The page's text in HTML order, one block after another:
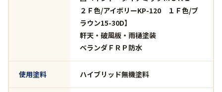
２Ｆ色/アイボリーKP-120 １Ｆ色/ブ
ラウン15-30D】
軒天・破風板・雨樋塗装
ベランダＦＲＰ防水
使用塗料 ハイブリッド無機塗料